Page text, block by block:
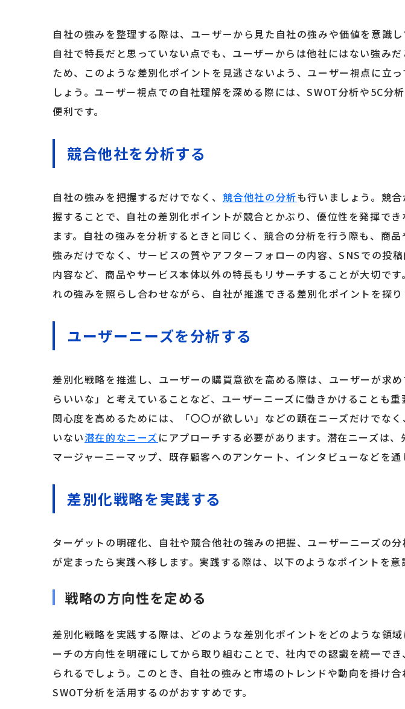
自社の強みを整理する際は、ユーザーから見た自社の強みや価値を意識し
自社で特長だと思っていない点でも、ユーザーからは他社にはない強み
ため、このような差別化ポイントを見逃さないよう、ユーザー視点に立
しょう。ユーザー視点での自社理解を深める際には、SWOT分析や5C分
便利です。
競合他社を分析する
自社の強みを把握するだけでなく、 競合他社の分析も行いましょう。競
握することで、自社の差別化ポイントが競合とかぶり、優位性を発揮で
ます。自社の強みを分析するときと同じく、競合の分析を行う際も、商
強みだけでなく、サービスの質やアフターフォローの内容、SNSでの投
内容など、商品やサービス本体以外の特長もリサーチすることが大切で
れの強みを照らし合わせながら、自社が推進できる差別化ポイントを探り
ユーザーニーズを分析する
差別化戦略を推進し、ユーザーの購買意欲を高める際は、ユーザーが求
らいいな」と考えていることなど、ユーザーニーズに働きかけることも
関心度を高めるためには、「〇〇が欲しい」などの顕在ニーズだけでな
いない潜在的なニーズにアプローチする必要があります。潜在ニーズは
マージャーニーマップ、既存顧客へのアンケート、インタビューなどを通
差別化戦略を実践する
ターゲットの明確化、自社や競合他社の強みの把握、ユーザーニーズの
が定まったら実践へ移します。実践する際は、以下のようなポイントを意
戦略の方向性を定める
差別化戦略を実践する際は、どのような差別化ポイントをどのような領
ーチの方向性を明確にしてから取り組むことで、社内での認識を統一で
られるでしょう。このとき、自社の強みと市場のトレンドや動向を掛け
SWOT分析を活用するのがおすすめです。